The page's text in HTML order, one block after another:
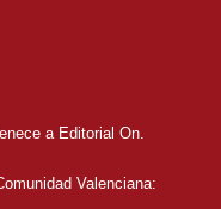
a Editorial On.
Valenciana: